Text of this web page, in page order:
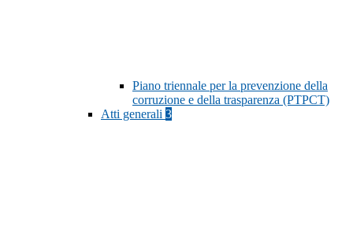
Piano triennale per la prevenzione della
corruzione e della trasparenza (PTPCT)
Atti generali 3